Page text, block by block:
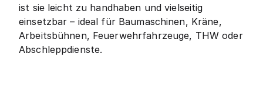
ist sie leicht zu handhaben und vielseitig
einsetzbar – ideal für Baumaschinen, Kräne,
Arbeitsbühnen, Feuerwehrfahrzeuge, THW oder
Abschleppdienste.